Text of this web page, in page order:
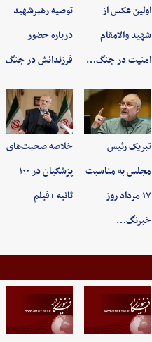
اولین عکس از
شهید والامقام
امنیت در جنگ…
توصیه رهبرشهید
درباره حضور
فرزندانش در جنگ
تبریک رئیس
مجلس به مناسبت
۱۷ مرداد روز
خبرنگ…
خلاصه صحبت‌های
پزشکیان در ۱۰۰
ثانیه +فیلم